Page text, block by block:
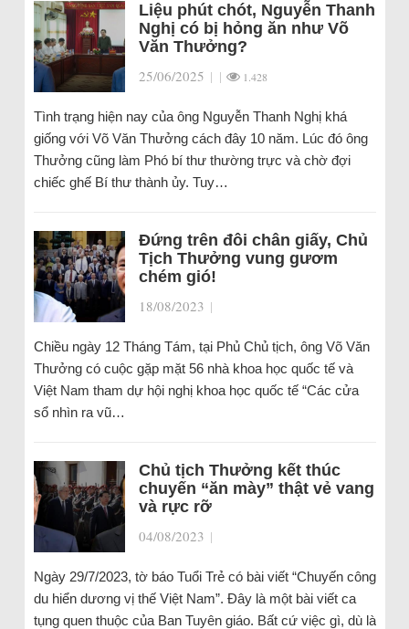
Liệu phút chót, Nguyễn Thanh
Nghị có bị hỏng ăn như Võ
Văn Thưởng?
25/06/2025 | | 1.428
Tình trạng hiện nay của ông Nguyễn Thanh Nghị khá
giống với Võ Văn Thưởng cách đây 10 năm. Lúc đó ông
Thưởng cũng làm Phó bí thư thường trực và chờ đợi
chiếc ghế Bí thư thành ủy. Tuy…
Đứng trên đôi chân giấy, Chủ
Tịch Thưởng vung gươm
chém gió!
18/08/2023 |
Chiều ngày 12 Tháng Tám, tại Phủ Chủ tịch, ông Võ Văn
Thưởng có cuộc gặp mặt 56 nhà khoa học quốc tế và
Việt Nam tham dự hội nghị khoa học quốc tế “Các cửa
sổ nhìn ra vũ…
Chủ tịch Thưởng kết thúc
chuyến “ăn mày” thật vẻ vang
và rực rỡ
04/08/2023 |
Ngày 29/7/2023, tờ báo Tuổi Trẻ có bài viết “Chuyến công
du hiển dương vị thế Việt Nam”. Đây là một bài viết ca
tụng quen thuộc của Ban Tuyên giáo. Bất cứ việc gì, dù là